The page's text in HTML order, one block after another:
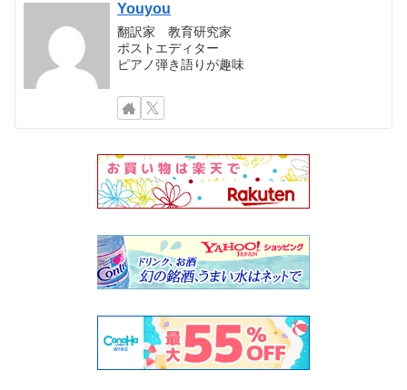
Youyou
翻訳家 教育研究家
ポストエディター
ピアノ弾き語りが趣味